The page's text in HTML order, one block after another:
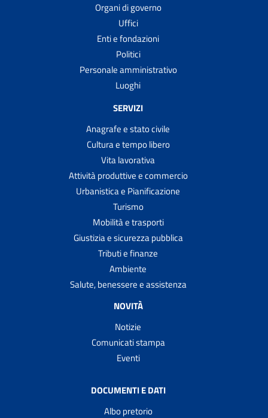
Organi di governo
Uffici
Enti e fondazioni
Politici
Personale amministrativo
Luoghi
SERVIZI
Anagrafe e stato civile
Cultura e tempo libero
Vita lavorativa
Attività produttive e commercio
Urbanistica e Pianificazione
Turismo
Mobilità e trasporti
Giustizia e sicurezza pubblica
Tributi e finanze
Ambiente
Salute, benessere e assistenza
NOVITÀ
Notizie
Comunicati stampa
Eventi
DOCUMENTI E DATI
Albo pretorio